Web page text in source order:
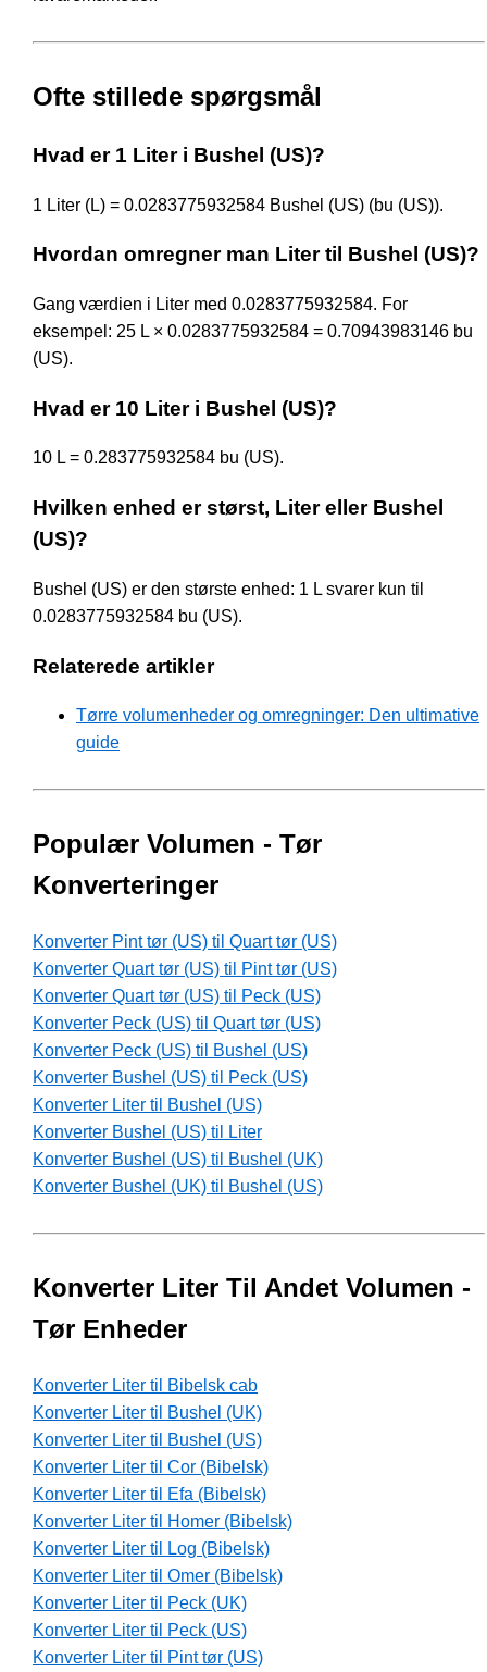
Ofte stillede spørgsmål
Hvad er 1 Liter i Bushel (US)?
1 Liter (L) = 0.0283775932584 Bushel (US) (bu (US)).
Hvordan omregner man Liter til Bushel (US)?
Gang værdien i Liter med 0.0283775932584. For
eksempel: 25 L × 0.0283775932584 = 0.70943983146 bu
(US).
Hvad er 10 Liter i Bushel (US)?
10 L = 0.283775932584 bu (US).
Hvilken enhed er størst, Liter eller Bushel
(US)?
Bushel (US) er den største enhed: 1 L svarer kun til
0.0283775932584 bu (US).
Relaterede artikler
Tørre volumenheder og omregninger: Den ultimative
guide
Populær Volumen - Tør
Konverteringer
Konverter Pint tør (US) til Quart tør (US)
Konverter Quart tør (US) til Pint tør (US)
Konverter Quart tør (US) til Peck (US)
Konverter Peck (US) til Quart tør (US)
Konverter Peck (US) til Bushel (US)
Konverter Bushel (US) til Peck (US)
Konverter Liter til Bushel (US)
Konverter Bushel (US) til Liter
Konverter Bushel (US) til Bushel (UK)
Konverter Bushel (UK) til Bushel (US)
Konverter Liter Til Andet Volumen -
Tør Enheder
Konverter Liter til Bibelsk cab
Konverter Liter til Bushel (UK)
Konverter Liter til Bushel (US)
Konverter Liter til Cor (Bibelsk)
Konverter Liter til Efa (Bibelsk)
Konverter Liter til Homer (Bibelsk)
Konverter Liter til Log (Bibelsk)
Konverter Liter til Omer (Bibelsk)
Konverter Liter til Peck (UK)
Konverter Liter til Peck (US)
Konverter Liter til Pint tør (US)